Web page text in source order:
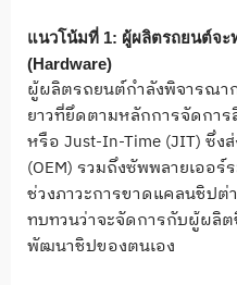
แนวโน้มที่ 1: ผู้ผลิตรถยนต์จะ
(Hardware)
ผู้ผลิตรถยนต์กำลังพิจารณา
ยาวที่ยึดตามหลักการจัดกา
หรือ Just-In-Time (JIT) ซึ่
(OEM) รวมถึงซัพพลายเออ
ช่วงภาวะการขาดแคลนชิป
ทบทวนว่าจะจัดการกับผู้ผลิ
พัฒนาชิปของตนเอง